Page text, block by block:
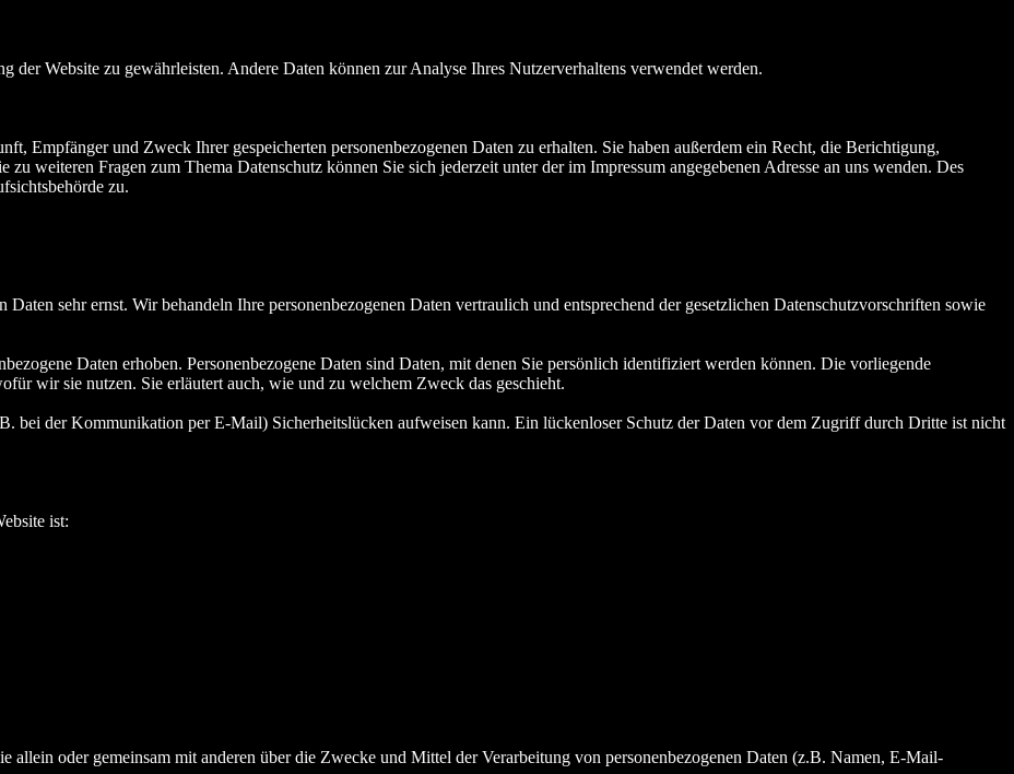
Website zu gewährleisten. Andere Daten können zur Analyse Ihres Nutzerverhaltens verwendet werden.
Empfänger und Zweck Ihrer gespeicherten personenbezogenen Daten zu erhalten. Sie haben außerdem ein Recht, die Berichtigung,
weiteren Fragen zum Thema Datenschutz können Sie sich jederzeit unter der im Impressum angegebenen Adresse an uns wenden. Des
zu.
sehr ernst. Wir behandeln Ihre personenbezogenen Daten vertraulich und entsprechend der gesetzlichen Datenschutzvorschriften sowie
Daten erhoben. Personenbezogene Daten sind Daten, mit denen Sie persönlich identifiziert werden können. Die vorliegende
wir sie nutzen. Sie erläutert auch, wie und zu welchem Zweck das geschieht.
bei der Kommunikation per E-Mail) Sicherheitslücken aufweisen kann. Ein lückenloser Schutz der Daten vor dem Zugriff durch Dritte ist nicht
ist:
allein oder gemeinsam mit anderen über die Zwecke und Mittel der Verarbeitung von personenbezogenen Daten (z.B. Namen, E-Mail-